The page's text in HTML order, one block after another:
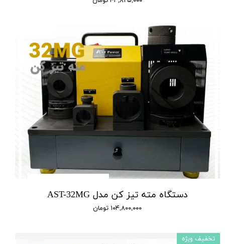
دستگاه مته تیز کن مدل AST-32MG
۱۰۴,۸۰۰,۰۰۰ تومان
تخفیف ویژه